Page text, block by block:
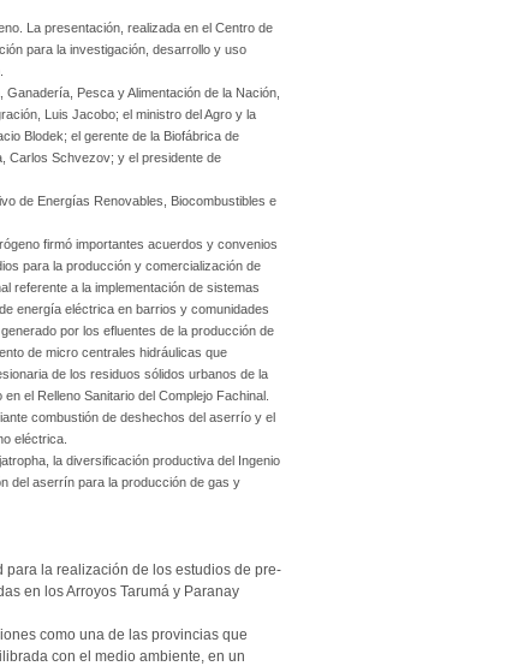
La presentación, realizada en el Centro de
para la investigación, desarrollo y uso
Pesca y Alimentación de la Nación,
Luis Jacobo; el ministro del Agro y la
Blodek; el gerente de la Biofábrica de
Carlos Schvezov; y el presidente de
de Energías Renovables, Biocombustibles e
firmó importantes acuerdos y convenios
para la producción y comercialización de
referente a la implementación de sistemas
energía eléctrica en barrios y comunidades
por los efluentes de la producción de
de micro centrales hidráulicas que
de los residuos sólidos urbanos de la
el Relleno Sanitario del Complejo Fachinal.
combustión de deshechos del aserrío y el
eléctrica.
la diversificación productiva del Ingenio
del aserrín para la producción de gas y
la realización de los estudios de pre-
en los Arroyos Tarumá y Paranay
como una de las provincias que
con el medio ambiente, en un